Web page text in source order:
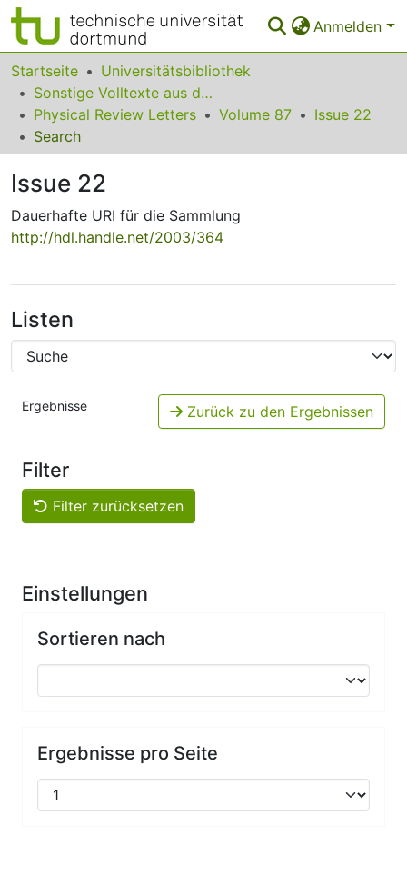
Anmelden
Bereiche & Sammlungen
Das gesamte Repositorium
Statistiken
FAQ
Leitlinien
Zurück zur Startseite
Startseite
Universitätsbibliothek
Sonstige Volltexte aus dem Bibliotheksangebot
Physical Review Letters
Volume 87
Issue 22
Search
Issue 22
Dauerhafte URI für die Sammlung
http://hdl.handle.net/2003/364
Listen
Ergebnisse Zurück zu den Ergebnissen
Filter
Filter zurücksetzen
Einstellungen
Sortieren nach
Ergebnisse pro Seite